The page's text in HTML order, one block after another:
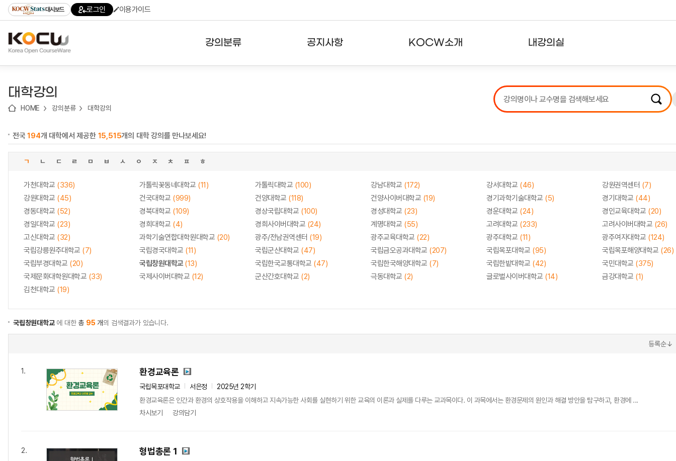
기
기
기
content)
가
대시보드 로그인 이용가이드
강의분류 공지사항 KOCW소개 내강의실
강의리스트
수강확인증강의
대학강의
HOME 강의분류 대학강의
전국194개 대학에서 제공한 15,515개의 대학 강의를 만나보세요!
ㄱ ㄴ ㄷ ㄹ ㅁ ㅂ ㅅ ㅇ ㅈ ㅊ ㅍ ㅎ
가천대학교 (336) 가톨릭꽃동네대학교 (11) 가톨릭대학교 (100) 강남대학교 (172) 강서대학교 (46) 강원권역센터 (7)
강원대학교 (45) 건국대학교 (999) 건양대학교 (118) 건양사이버대학교 (19) 경기과학기술대학교 (5) 경기대학교 (44)
경동대학교 (52) 경북대학교 (109) 경상국립대학교 (100) 경성대학교 (23) 경운대학교 (24) 경인교육대학교 (20)
경일대학교 (23) 경희대학교 (4) 경희사이버대학교 (24) 계명대학교 (55) 고려대학교 (233) 고려사이버대학교 (26)
고신대학교 (32) 과학기술연합대학원대학교 (20) 광주/전남권역센터 (19) 광주교육대학교 (22) 광주대학교 (11) 광주여자대학교 (124)
국립강릉원주대학교 (7) 국립경국대학교 (11) 국립군산대학교 (47) 국립금오공과대학교 (207) 국립목포대학교 (95) 국립목포해양대학교 (26)
국립부경대학교 (20) 국립창원대학교(13) 국립한국교통대학교 (47) 국립한국해양대학교 (7) 국립한밭대학교 (42) 국민대학교 (375)
국제문화대학원대학교 (33) 국제사이버대학교 (12) 군산간호대학교 (2) 극동대학교 (2) 글로벌사이버대학교 (14) 금강대학교 (1)
김천대학교 (19)
국립창원대학교에 대한총 95 개의 검색결과가 있습니다.
등록순↓
1. 환경교육론
국립목포대학교 서은정
2025년 2학기
환경교육론은 인간과 환경의 상호작용을 이해하고 지속가능한 사회를 실현하기 위한 교육의 이론과 실제를 다루는 교과목이다. 이 과목에서는 환경문제의 원인과 해결 방안을 탐구하고, 환경에 ...
차시보기
강의담기
2. 형법총론 1